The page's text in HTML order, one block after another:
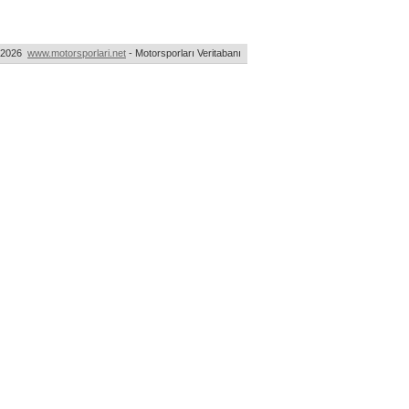
www.motorsporlari.net - Motorsporları Veritabanı